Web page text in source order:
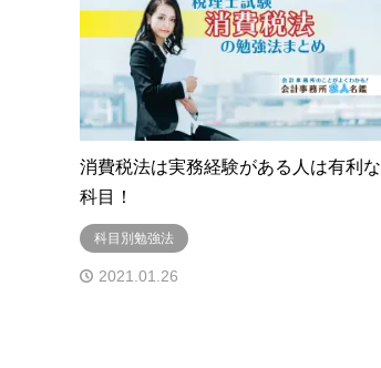
消費税法は実務経験がある人は有利な
科目！
科目別勉強法
2021.01.26